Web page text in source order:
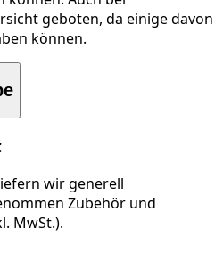
geboten, da einige davon
können.
wir generell
Zubehör und
MwSt.).